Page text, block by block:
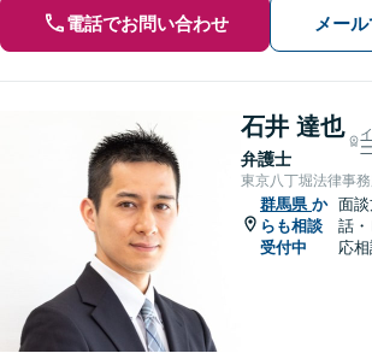
電話でお問い合わせ メー
石井 達也
弁護士
東京八丁堀法律事
群馬県 か
らも相談
受付中
面
話
応相